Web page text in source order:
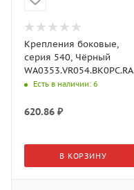
Крепления боковые,
серия 540, Чёрный
WA0353.VR054.BK0PC.RA
Aristo
Есть в наличии: 6
620.86 ₽
В КОРЗИНУ